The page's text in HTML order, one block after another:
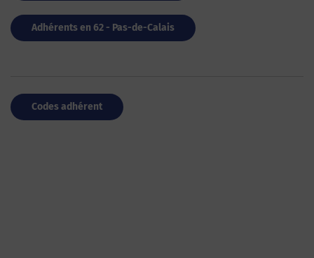
Adhérents en 62 - Pas-de-Calais
Codes adhérent